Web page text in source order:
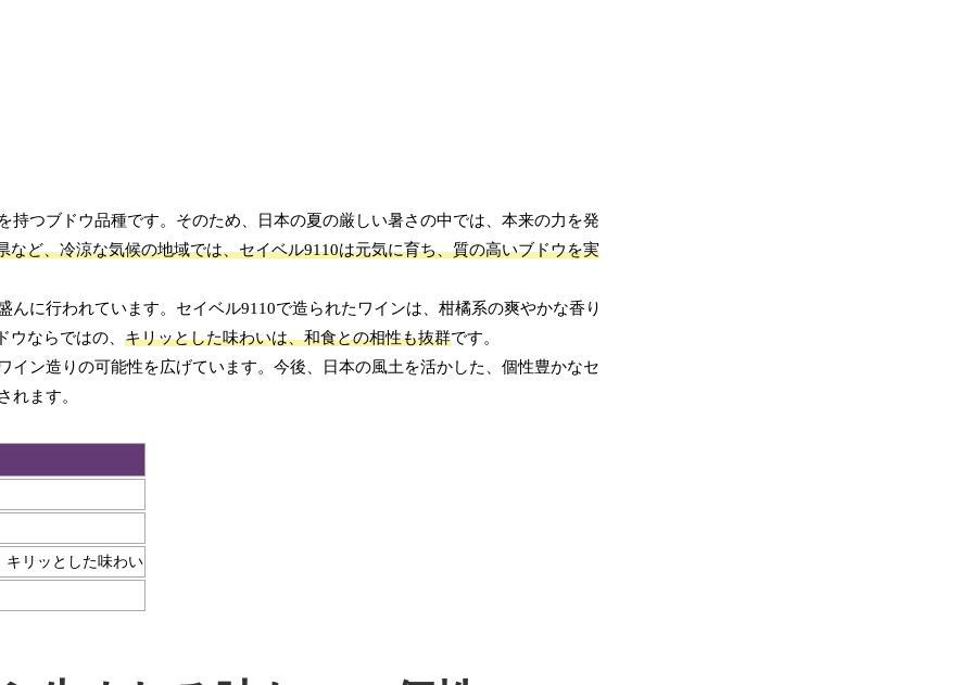
持つブドウ品種です。そのため、日本の夏の厳しい暑さの中では、本来の力を発
など、冷涼な気候の地域では、セイベル9110は元気に育ち、質の高いブドウを実
に行われています。セイベル9110で造られたワインは、柑橘系の爽やかな香り
ならではの、 キリッとした味わいは、和食との相性も抜群です。
ン造りの可能性を広げています。今後、日本の風土を活かした、個性豊かなセ
れます。
キリッとした味わい